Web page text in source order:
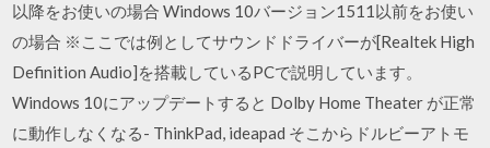
以降をお使いの場合 Windows 10バージョン1511以前をお使い
の場合 ※ここでは例としてサウンドドライバーが[Realtek High
Definition Audio]を搭載しているPCで説明しています。
Windows 10にアップデートすると Dolby Home Theater が正常
に動作しなくなる- ThinkPad, ideapad そこからドルビーアトモ